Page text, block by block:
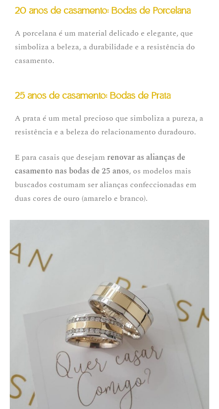
20 anos de casamento: Bodas de Porcelana
A porcelana é um material delicado e elegante, que
simboliza a beleza, a durabilidade e a resistência do
casamento.
25 anos de casamento: Bodas de Prata
A prata é um metal precioso que simboliza a pureza, a
resistência e a beleza do relacionamento duradouro.
E para casais que desejam renovar as alianças de
casamento nas bodas de 25 anos, os modelos mais
buscados costumam ser alianças confeccionadas em
duas cores de ouro (amarelo e branco).